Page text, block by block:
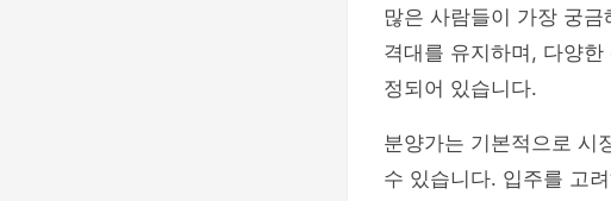
많은 사람들이 가장 궁
격대를 유지하며, 다양
정되어 있습니다.
분양가는 기본적으로 시
수 있습니다. 입주를 고